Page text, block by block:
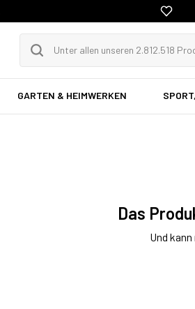
GARTEN & HEIMWERKEN
Das
Und